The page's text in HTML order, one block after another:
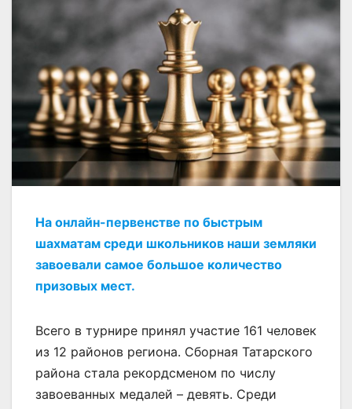
На онлайн-первенстве по быстрым
шахматам среди школьников наши земляки
завоевали самое большое количество
призовых мест.
Всего в турнире принял участие 161 человек
из 12 районов региона. Сборная Татарского
района стала рекордсменом по числу
завоеванных медалей – девять. Среди